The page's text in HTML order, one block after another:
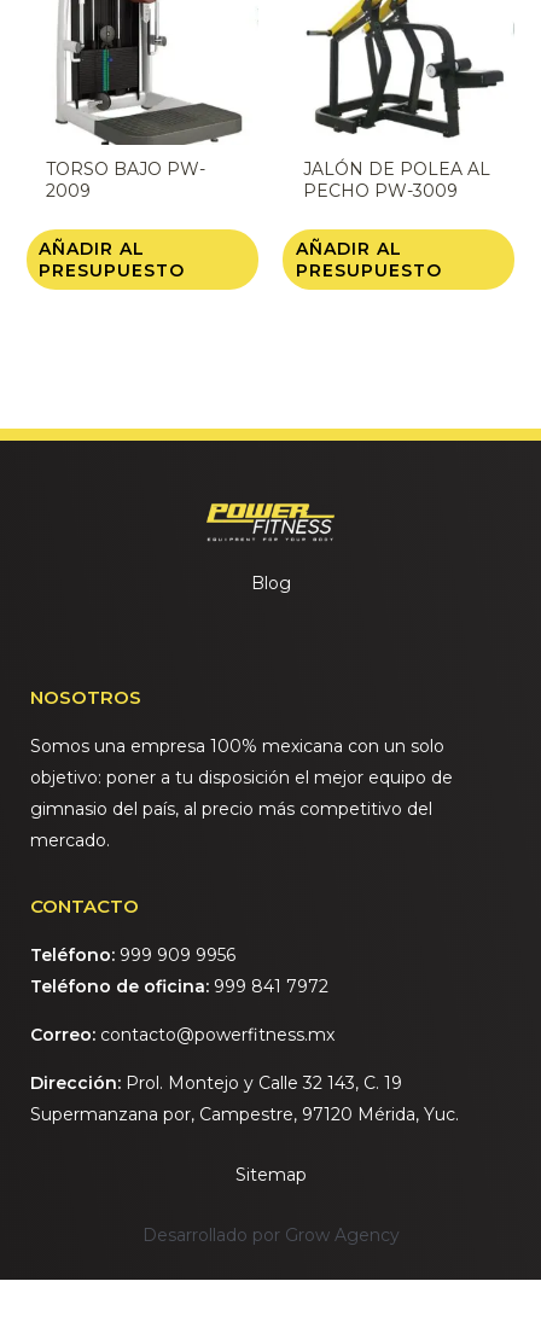
TORSO BAJO PW-
2009
AÑADIR AL
PRESUPUESTO
JALÓN DE POLEA AL
PECHO PW-3009
AÑADIR AL
PRESUPUESTO
Blog
NOSOTROS
Somos una empresa 100% mexicana con un solo
objetivo: poner a tu disposición el mejor equipo de
gimnasio del país, al precio más competitivo del
mercado.
CONTACTO
Teléfono: 999 909 9956
Teléfono de oficina: 999 841 7972
Correo: contacto@powerfitness.mx
Dirección: Prol. Montejo y Calle 32 143, C. 19
Supermanzana por, Campestre, 97120 Mérida, Yuc.
Sitemap
Desarrollado por Grow Agency